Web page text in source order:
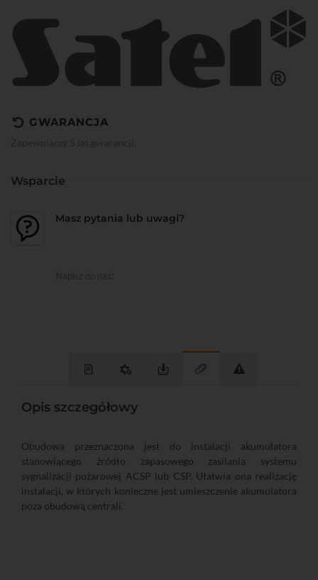
GWARANCJA
Wsparcie
Masz pytania lub uwagi?
Opis szczegółowy
Obudowa przeznaczona jest do instalacji akumulatora
stanowiącego źródło zapasowego zasilania systemu
sygnalizacji pożarowej ACSP lub CSP. Ułatwia ona realizację
instalacji, w których konieczne jest umieszczenie akumulatora
poza obudową centrali.